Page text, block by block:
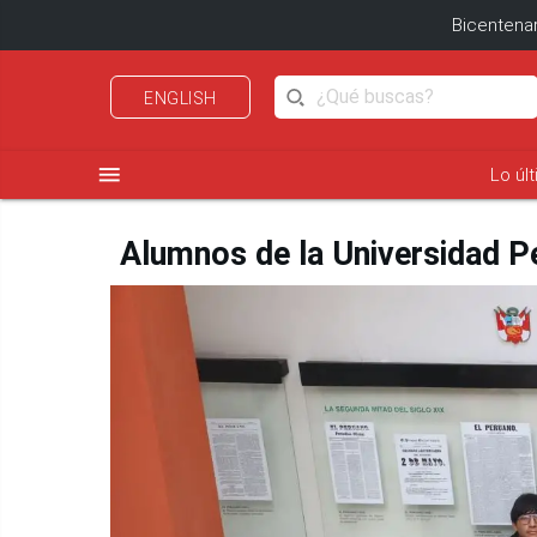
ENGLISH
menu Lo
Alumnos de la Universidad